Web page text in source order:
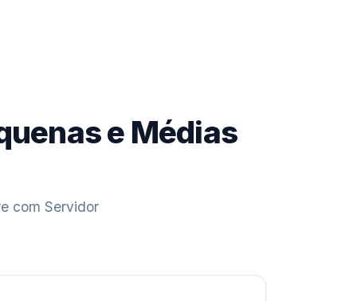
e Médias
com Servidor